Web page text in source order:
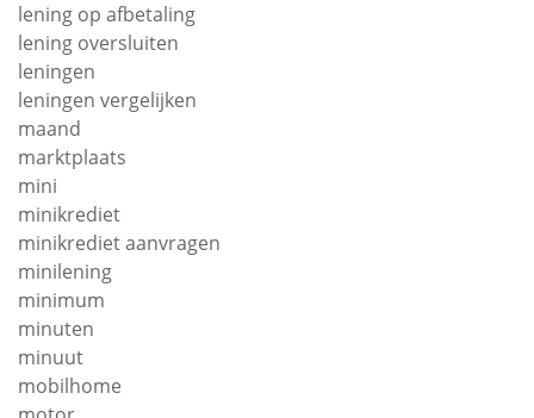
lening op afbetaling
lening oversluiten
leningen
leningen vergelijken
maand
marktplaats
mini
minikrediet
minikrediet aanvragen
minilening
minimum
minuten
minuut
mobilhome